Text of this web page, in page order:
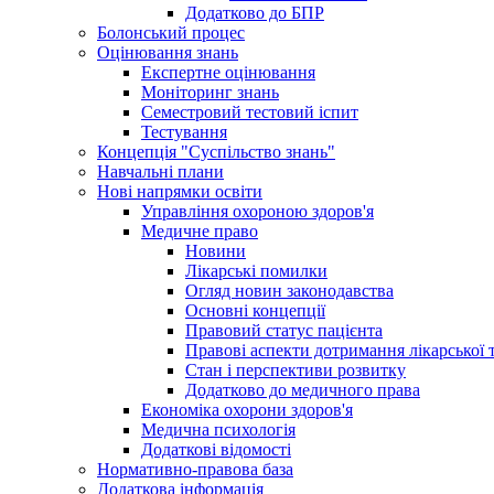
Додатково до БПР
Болонський процес
Оцінювання знань
Експертне оцінювання
Моніторинг знань
Семестровий тестовий іспит
Тестування
Концепція "Суспільство знань"
Навчальні плани
Нові напрямки освіти
Управління охороною здоров'я
Медичне право
Новини
Лікарські помилки
Огляд новин законодавства
Основні концепції
Правовий статус пацієнта
Правові аспекти дотримання лікарської
Стан і перспективи розвитку
Додатково до медичного права
Економіка охорони здоров'я
Медична психологія
Додаткові відомості
Нормативно-правова база
Додаткова інформація